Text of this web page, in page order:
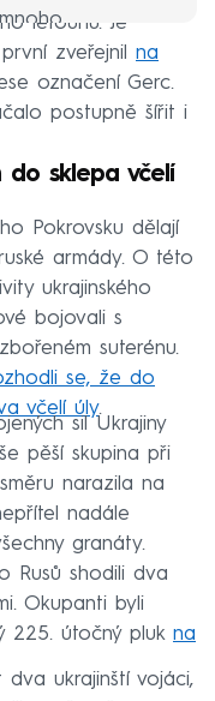
letounu. Je
zveřejnil na
označení Gerc.
postupně šířit i
do sklepa včelí
Pokrovsku dělají
armády. O této
ukrajinského
bojovali s
suterénu.
se, že do
včelí úly.
sil Ukrajiny
pěší skupina při
narazila na
nadále
granáty.
Rusů shodili dva
Okupanti byli
225. útočný pluk na
ukrajinští vojáci,